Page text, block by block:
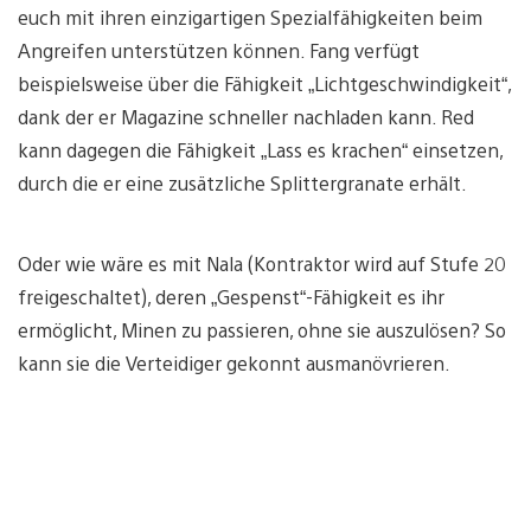
euch mit ihren einzigartigen Spezialfähigkeiten beim
Angreifen unterstützen können. Fang verfügt
beispielsweise über die Fähigkeit „Lichtgeschwindigkeit“,
dank der er Magazine schneller nachladen kann. Red
kann dagegen die Fähigkeit „Lass es krachen“ einsetzen,
durch die er eine zusätzliche Splittergranate erhält.
Oder wie wäre es mit Nala (Kontraktor wird auf Stufe 20
freigeschaltet), deren „Gespenst“-Fähigkeit es ihr
ermöglicht, Minen zu passieren, ohne sie auszulösen? So
kann sie die Verteidiger gekonnt ausmanövrieren.